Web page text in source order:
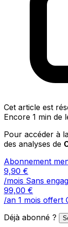
Cet article est
Encore 1 min de
Pour accéder à
des analyses de
Abonnement
9,90 €
/mois Sans
99,00 €
/an 1 mois offert
Déjà abonné ?